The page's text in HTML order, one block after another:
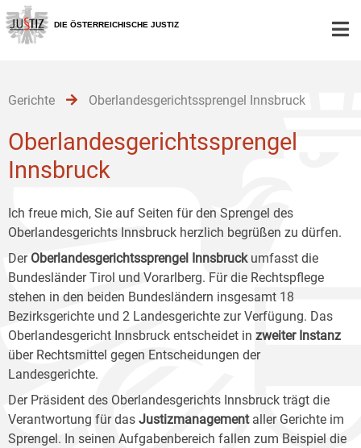
Zur
Hauptnavigation
[1]
Zum
Inhalt
[2]
Zum
Untermenü
[3]
DIE ÖSTERREICHISCHE JUSTIZ
Gerichte Oberlandesgerichtssprengel Innsbruck
Oberlandesgerichtssprengel
Innsbruck
Ich freue mich, Sie auf Seiten für den Sprengel des
Oberlandesgerichts Innsbruck herzlich begrüßen zu dürfen.
Der Oberlandesgerichtssprengel Innsbruckumfasst die
Bundesländer Tirol und Vorarlberg. Für die Rechtspflege
stehen in den beiden Bundesländern insgesamt 18
Bezirksgerichte und 2 Landesgerichte zur Verfügung. Das
Oberlandesgericht Innsbruck entscheidet in zweiter Instanz
über Rechtsmittel gegen Entscheidungen der
Landesgerichte.
Der Präsident des Oberlandesgerichts Innsbruck trägt die
Verantwortung für das Justizmanagementaller Gerichte im
Sprengel. In seinen Aufgabenbereich fallen zum Beispiel die